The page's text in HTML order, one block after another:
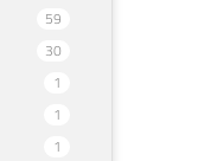
59
30
1
1
1